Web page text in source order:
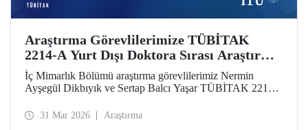
Araştırma Görevlilerimize TÜBİTAK
2214-A Yurt Dışı Doktora Sırası Araştırma
Bursu
İç Mimarlık Bölümü araştırma görevlilerimiz Nermin
Ayşegül Dikbıyık ve Sertap Balcı Yaşar TÜBİTAK 2214-
kazandılar.
31 Mar 2026 Araştırma